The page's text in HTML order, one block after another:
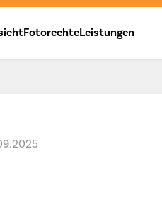
FotorechteLeistungen